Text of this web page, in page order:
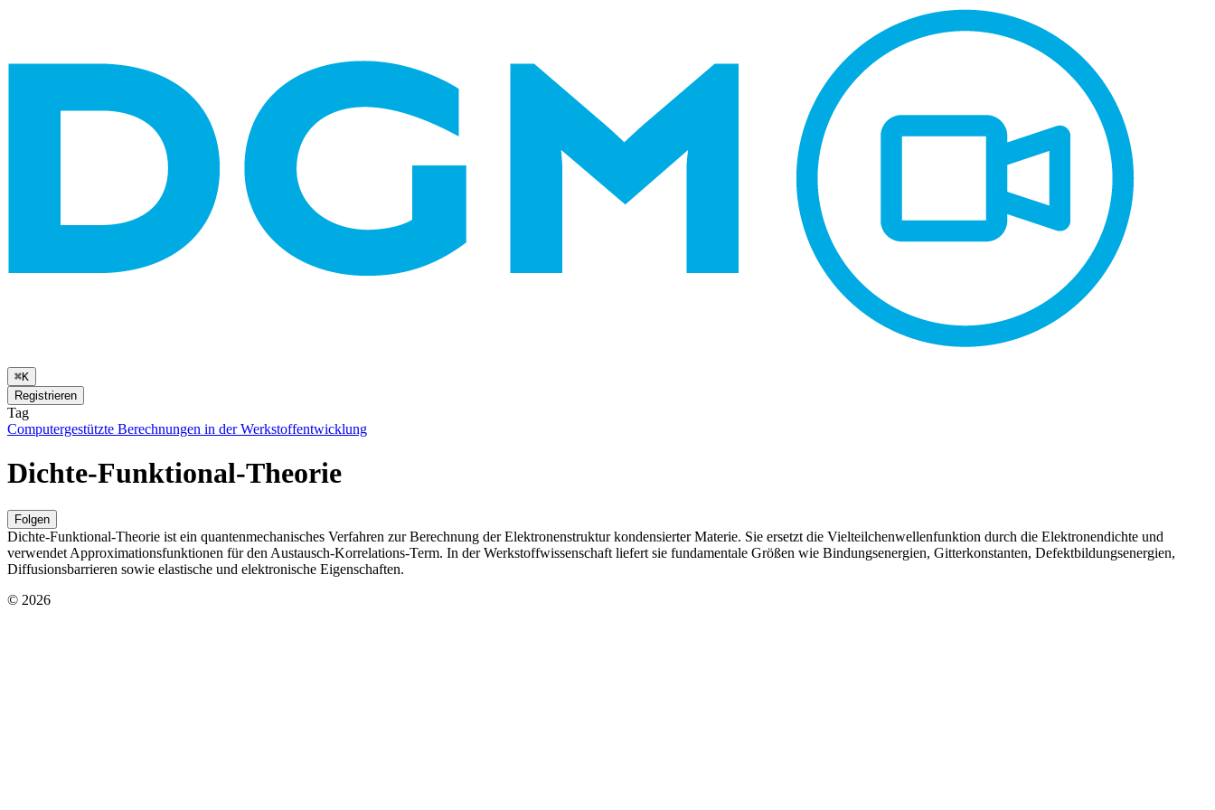
⌘K
Registrieren
Tag
Computergestützte Berechnungen in der Werkstoffentwicklung
Dichte-Funktional-Theorie
Folgen
Dichte-Funktional-Theorie ist ein quantenmechanisches Verfahren zur Berechnung der Elektronenstruktur kondensierter Materie. Sie ersetzt die Vielteilchenwellenfunktion durch die Elektronendichte und
verwendet Approximationsfunktionen für den Austausch-Korrelations-Term. In der Werkstoffwissenschaft liefert sie fundamentale Größen wie Bindungsenergien, Gitterkonstanten, Defektbildungsenergien,
Diffusionsbarrieren sowie elastische und elektronische Eigenschaften.
© 2026